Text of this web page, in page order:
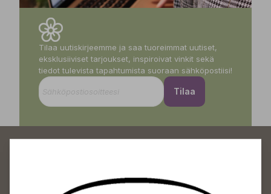
Tilaa uutiskirjeemme ja saa tuoreimmat uutiset,
eksklusiiviset tarjoukset, inspiroivat vinkit sekä
tiedot tulevista tapahtumista suoraan sähköpostiisi!
Tilaa